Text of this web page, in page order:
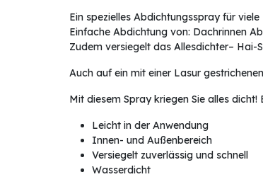
Ein spezielles Abdichtungsspray für
Einfache Abdichtung von: Dachrinnen
Zudem versiegelt das Allesdichter– Hai-
Auch auf ein mit einer Lasur
Mit diesem Spray kriegen Sie alles
Leicht in der Anwendung
Innen- und Außenbereich
Versiegelt zuverlässig und schnell
Wasserdicht